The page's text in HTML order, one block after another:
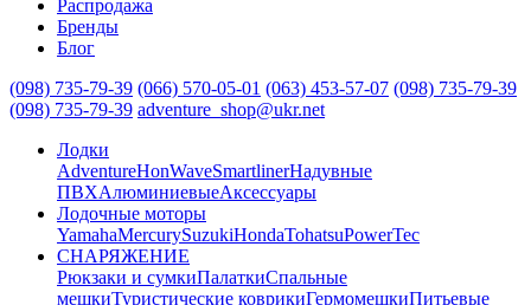
Распродажа
Бренды
Блог
(098) 735-79-39 (066) 570-05-01 (063) 453-57-07 (098) 735-79-39
(098) 735-79-39 adventure_shop@ukr.net
Лодки
AdventureHonWaveSmartlinerНадувные
ПВХАлюминиевыеАксессуары
Лодочные моторы
YamahaMercurySuzukiHondaTohatsuPowerTec
СНАРЯЖЕНИЕ
Рюкзаки и сумкиПалаткиСпальные
мешкиТуристические коврикиГермомешкиПитьевые